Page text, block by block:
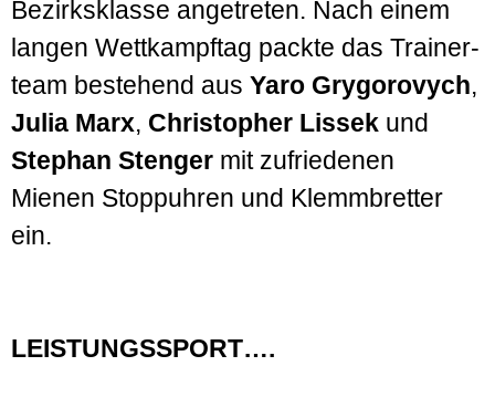
Bezirks­klasse angetreten. Nach einem
langen Wettkampf­tag packte das Trainer­
team bestehend aus Yaro Grygorovych,
Julia Marx, Christopher Lissek und
Stephan Stenger mit zufriedenen
Mienen Stoppuhren und Klemmbretter
ein.
LEISTUNGSSPORT….